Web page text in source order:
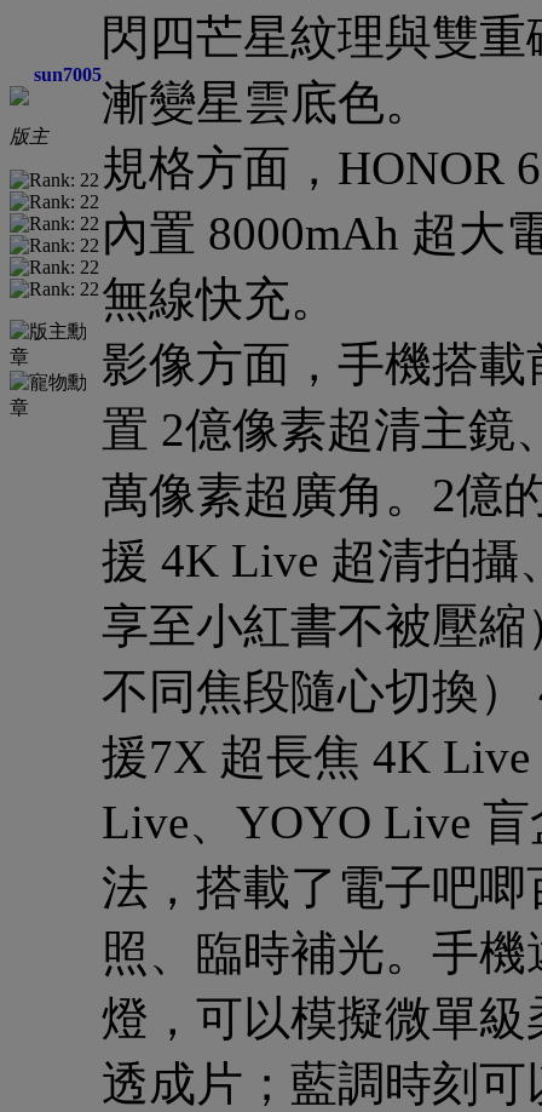
sun7005
版主
閃四芒星紋理與雙
漸變星雲底色。
規格方面，HONOR
內置 8000mAh 超大
無線快充。
影像方面，手機搭
置 2億像素超清主鏡
萬像素超廣角。2億
援 4K Live 超清拍攝
享至小紅書不被壓
不同焦段隨心切換
援7X 超長焦 4K
Live、YOYO Live
法，搭載了電子吧
照、臨時補光。手
燈，可以模擬微單
透成片；藍調時刻